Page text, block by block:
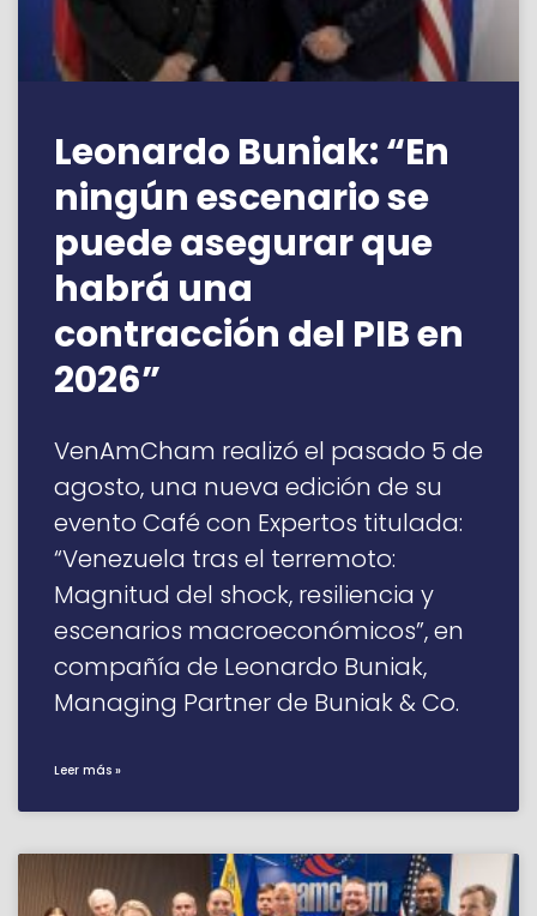
Leonardo Buniak: “En
ningún escenario se
puede asegurar que
habrá una
contracción del PIB en
2026”
VenAmCham realizó el pasado 5 de
agosto, una nueva edición de su
evento Café con Expertos titulada:
“Venezuela tras el terremoto:
Magnitud del shock, resiliencia y
escenarios macroeconómicos”, en
compañía de Leonardo Buniak,
Managing Partner de Buniak & Co.
Leer más »